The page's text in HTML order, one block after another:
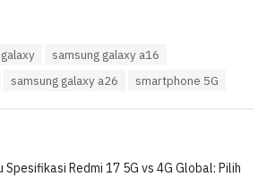
samsung galaxy a16
samsung galaxy a26 smartphone 5G
Spesifikasi Redmi 17 5G vs 4G Global: Pilih